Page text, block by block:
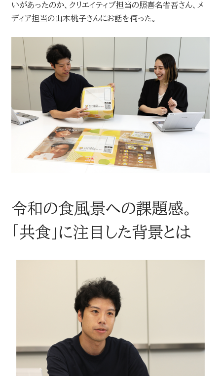
読売新聞の広告賞 トップ
読売マーケティング賞
読売広告大賞
読売出版広告賞
読売・日テレ アドバタイザー・オブ・ザ・イヤー
CONTACT
DOWNLOADS
資料ダウンロード
NEWSLETTER
ニュースレター
いがあったのか、クリエイティブ担当の照喜名省吾さん、メ
ディア担当の山本桃子さんにお話を伺った。
令和の食風景への課題感。
「共食」に注目した背景とは